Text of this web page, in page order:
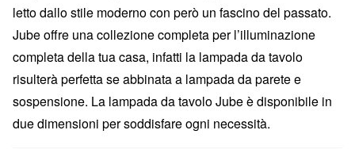
letto dallo stile moderno con però un fascino del passato.
Jube offre una collezione completa per l’illuminazione
completa della tua casa, infatti la lampada da tavolo
risulterà perfetta se abbinata a lampada da parete e
sospensione. La lampada da tavolo Jube è disponibile in
due dimensioni per soddisfare ogni necessità.